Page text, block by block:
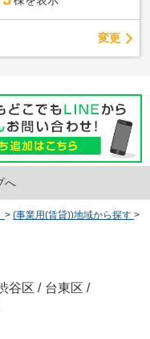
変更
へ
> (事業用(賃貸))地域から探す >
谷区 / 台東区 /